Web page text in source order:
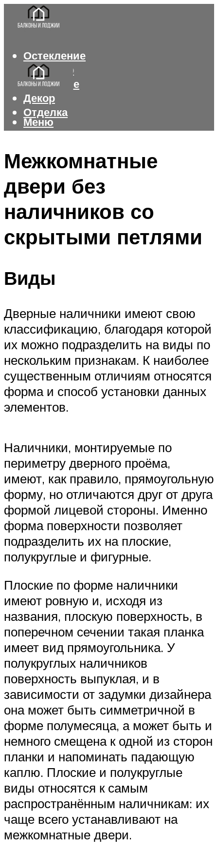
Остекление
Интерьер
Утепление
Декор
Отделка
Меню
Межкомнатные
двери без
наличников со
скрытыми петлями
Виды
Дверные наличники имеют свою
классификацию, благодаря которой
их можно подразделить на виды по
нескольким признакам. К наиболее
существенным отличиям относятся
форма и способ установки данных
элементов.
Наличники, монтируемые по
периметру дверного проёма,
имеют, как правило, прямоугольную
форму, но отличаются друг от друга
формой лицевой стороны. Именно
форма поверхности позволяет
подразделить их на плоские,
полукруглые и фигурные.
Плоские по форме наличники
имеют ровную и, исходя из
названия, плоскую поверхность, в
поперечном сечении такая планка
имеет вид прямоугольника. У
полукруглых наличников
поверхность выпуклая, и в
зависимости от задумки дизайнера
она может быть симметричной в
форме полумесяца, а может быть и
немного смещена к одной из сторон
планки и напоминать падающую
каплю. Плоские и полукруглые
виды относятся к самым
распространённым наличникам: их
чаще всего устанавливают на
межкомнатные двери.